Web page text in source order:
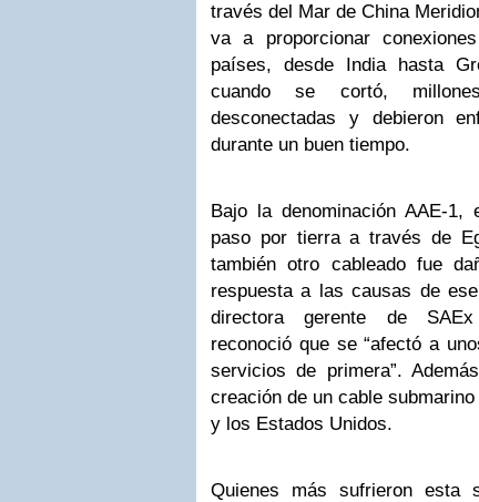
través del Mar de China
va a proporcionar
países, desde India hasta
cuando se cortó,
desconectadas y debieron
durante un buen tiempo.
Bajo la denominación AAE-
paso por tierra a través de
también otro cableado fue
respuesta a las causas de
directora gerente de SAEx
reconoció que se “afectó a
servicios de primera”.
creación de un cable
y los Estados Unidos.
Quienes más sufrieron esta